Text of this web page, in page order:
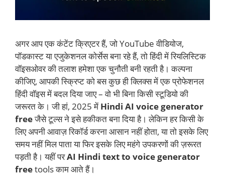
अगर आप एक कंटेंट क्रिएटर हैं, जो YouTube वीडियोज,
पॉडकास्ट या एजुकेशनल कोर्सेस बना रहे हैं, तो हिंदी में रियलिस्टिक
वॉइसओवर की तलाश हमेशा एक चुनौती बनी रहती है। कल्पना
कीजिए, आपकी स्क्रिप्ट को बस कुछ ही क्लिक्स में एक प्रोफेशनल
हिंदी वॉइस में बदल दिया जाए – वो भी बिना किसी स्टूडियो की
जरूरत के। जी हां, 2025 में Hindi AI voice generator
freeजैसे टूल्स ने इसे हकीकत बना दिया है। लेकिन हर किसी के
लिए अपनी आवाज़ रिकॉर्ड करना आसान नहीं होता, या तो इसके लिए
समय नहीं मिल पाता या फिर इसके लिए महंगे उपकरणों की ज़रूरत
पड़ती है। यहीं परAI Hindi text to voice generator
freetools काम आते हैं।